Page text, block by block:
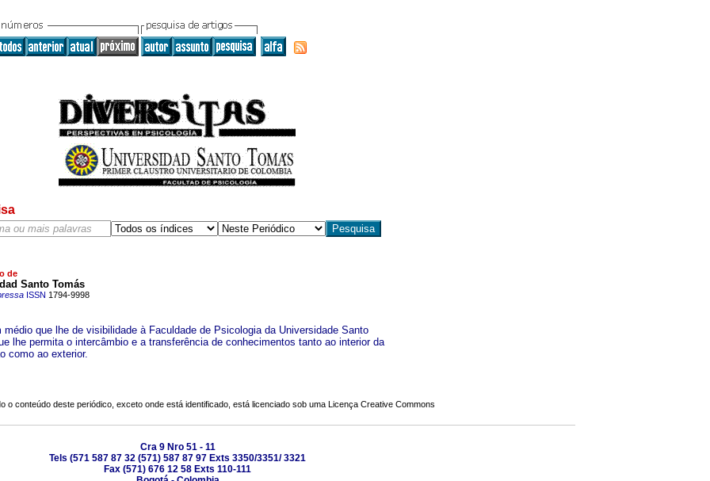
de
Santo Tomás
ISSN 1794-9998
médio que lhe de visibilidade à Faculdade de Psicologia da Universidade Santo
lhe permita o intercâmbio e a transferência de conhecimentos tanto ao interior da
como ao exterior.
o conteúdo deste periódico, exceto onde está identificado, está licenciado sob uma Licença Creative Commons
Cra 9 Nro 51 - 11
Tels (571 587 87 32 (571) 587 87 97 Exts 3350/3351/ 3321
Fax (571) 676 12 58 Exts 110-111